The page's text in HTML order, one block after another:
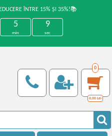
ÎNTRE 15% ȘI 35%!📚
5
min
9
sec
0
0,00 Lei